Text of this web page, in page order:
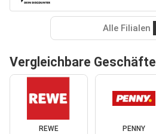
Alle Filialen
Vergleichbare Geschäfte
REWE PENNY